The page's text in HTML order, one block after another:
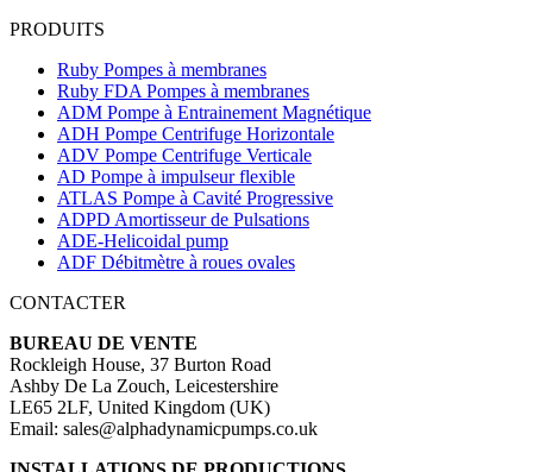
PRODUITS
Ruby Pompes à membranes
Ruby FDA Pompes à membranes
ADM Pompe à Entrainement Magnétique
ADH Pompe Centrifuge Horizontale
ADV Pompe Centrifuge Verticale
AD Pompe à impulseur flexible
ATLAS Pompe à Cavité Progressive
ADPD Amortisseur de Pulsations
ADE-Helicoidal pump
ADF Débitmètre à roues ovales
CONTACTER
BUREAU DE VENTE
Rockleigh House, 37 Burton Road
Ashby De La Zouch, Leicestershire
LE65 2LF, United Kingdom (UK)
Email: sales@alphadynamicpumps.co.uk